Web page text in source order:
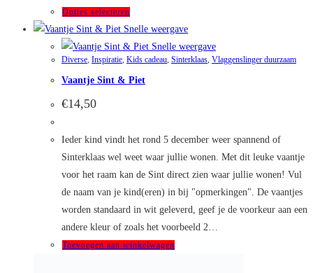
Opties selecteren
product
heeft
meerdere
variaties.
Snelle weergave
Snelle weergave
Diverse Inspiratie Kids cadeau Sinterklaas Vlaggenslinger duurzaam
Vaantje Sint & Piet
€14,50
Ieder kind vindt het rond 5 december weer spannend of
Sinterklaas wel weet waar jullie wonen. Met dit leuke vaantje
voor het raam kan de Sint direct zien waar jullie wonen! Vul
de naam van je kind(eren) in bij "opmerkingen". De vaantjes
worden standaard in wit geleverd, geef je de voorkeur aan een
andere kleur of zoals het voorbeeld 2…
Toevoegen aan winkelwagen